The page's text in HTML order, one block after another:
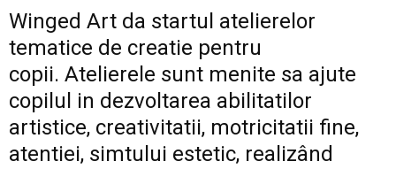
Winged Art da startul atelierelor
tematice de creatie pentru
copii. Atelierele sunt menite sa ajute
copilul in dezvoltarea abilitatilor
artistice, creativitatii, motricitatii fine,
atentiei, simtului estetic, realizând